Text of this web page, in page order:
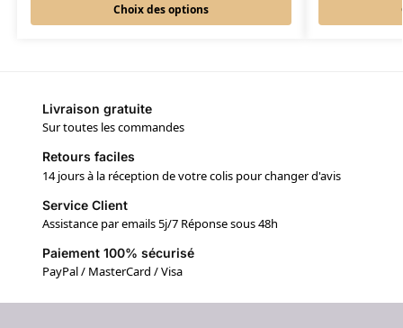
Choix des options
Livraison gratuite
Sur toutes les commandes
Retours faciles
14 jours à la réception de votre colis pour changer d'avis
Service Client
Assistance par emails 5j/7 Réponse sous 48h
Paiement 100% sécurisé
PayPal / MasterCard / Visa